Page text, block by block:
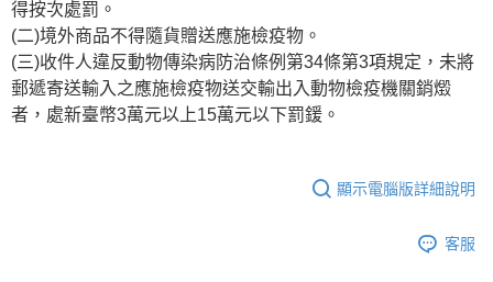
得按次處罰。
(二)境外商品不得隨貨贈送應施檢疫物。
(三)收件人違反動物傳染病防治條例第34條第3項規定，未將
郵遞寄送輸入之應施檢疫物送交輸出入動物檢疫機關銷燬
者，處新臺幣3萬元以上15萬元以下罰鍰。
顯示電腦版詳細說明
客服